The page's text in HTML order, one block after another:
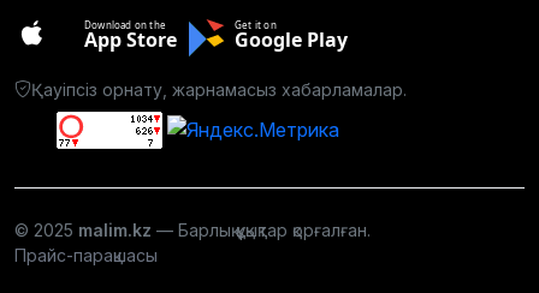
Download on the
App Store
Get it on
Google Play
Қауіпсіз орнату, жарнамасыз хабарламалар.
© 2025 malim.kz — Барлық құқықтар қорғалған.
Прайс-парақшасы